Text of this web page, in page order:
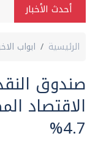
أحدث الأخبار
الرئيسية ابواب
صندوق
الاقتصاد
4.7%